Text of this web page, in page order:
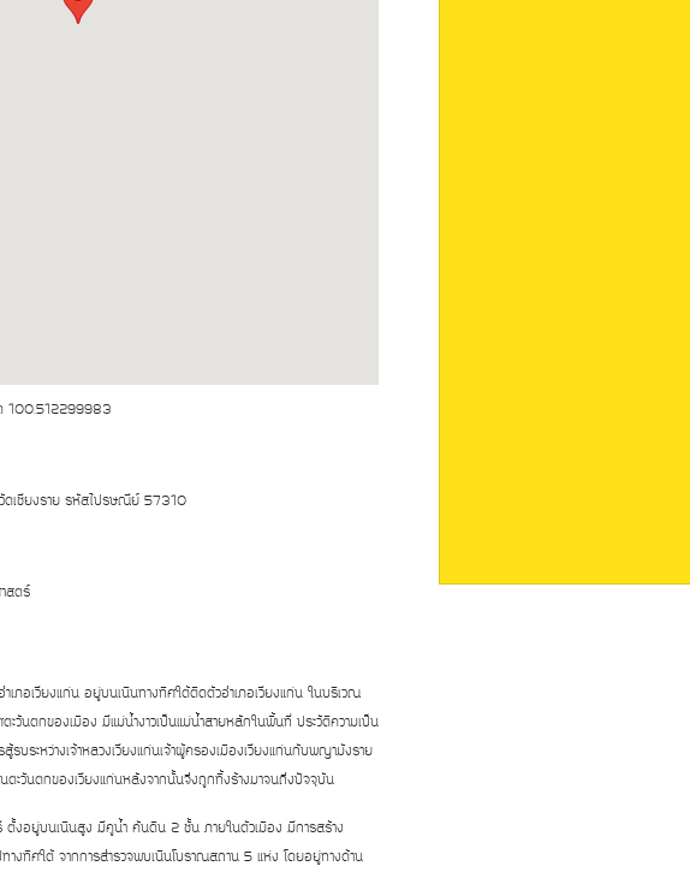
100.512299983
วัดเชียงราย รหัสไปรษณีย์ 57310
สตร์
เภอเวียงแก่น อยู่บนเนินทางทิศใต้ติดตัวอำเภอเวียงแก่น ในบริเวณ
ตะวันตกของเมือง มีแม่น้ำงาวเป็นแม่น้ำสายหลักในพื้นที่ ประวัติความเป็น
รบระหว่างเจ้าหลวงเวียงแก่นเจ้าผู้ครองเมืองเวียงแก่นกับพญามังราย
ตะวันตกของเวียงแก่นหลังจากนั้นจึงถูกทิ้งร้างมาจนถึงปัจจุบัน
งอยู่บนเนินสูง มีคูน้ำ คันดิน 2 ชั้น ภายในตัวเมือง มีการสร้าง
างทิศใต้ จากการสำรวจพบเนินโบราณสถาน 5 แห่ง โดยอยู่ทางด้าน